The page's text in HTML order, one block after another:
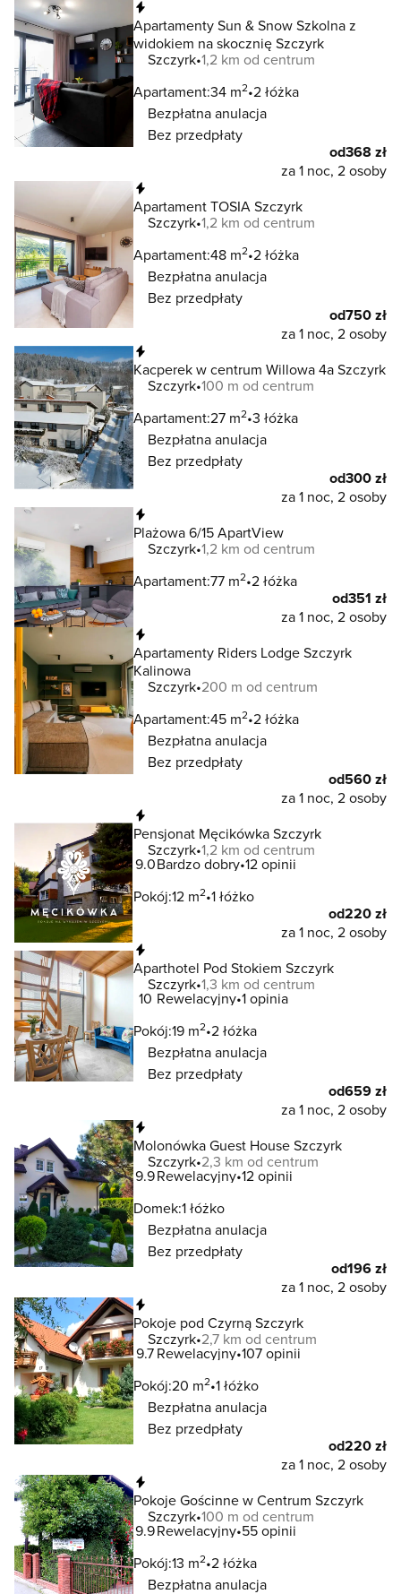
Apartamenty Sun & Snow Szkolna z
widokiem na skocznię Szczyrk
Szczyrk 1,2 km od centrum
Apartament:34 m2 2 łóżka
Bezpłatna anulacja
Bez przedpłaty
od368 zł
za 1 noc, 2 osoby
Apartament TOSIA Szczyrk
Szczyrk 1,2 km od centrum
Apartament:48 m2 2 łóżka
Bezpłatna anulacja
Bez przedpłaty
od750 zł
za 1 noc, 2 osoby
Kacperek w centrum Willowa 4a Szczyrk
Szczyrk 100 m od centrum
Apartament:27 m2 3 łóżka
Bezpłatna anulacja
Bez przedpłaty
od300 zł
za 1 noc, 2 osoby
Plażowa 6/15 ApartView
Szczyrk 1,2 km od centrum
Apartament:77 m2 2 łóżka
od351 zł
za 1 noc, 2 osoby
Apartamenty Riders Lodge Szczyrk
Kalinowa
Szczyrk 200 m od centrum
Apartament:45 m2 2 łóżka
Bezpłatna anulacja
Bez przedpłaty
od560 zł
za 1 noc, 2 osoby
Pensjonat Męcikówka Szczyrk
Szczyrk 1,2 km od centrum
9.0Bardzo dobry 12 opinii
Pokój:12 m2 1 łóżko
od220 zł
za 1 noc, 2 osoby
Aparthotel Pod Stokiem Szczyrk
Szczyrk 1,3 km od centrum
10 Rewelacyjny 1 opinia
Pokój:19 m2 2 łóżka
Bezpłatna anulacja
Bez przedpłaty
od659 zł
za 1 noc, 2 osoby
Molonówka Guest House Szczyrk
Szczyrk 2,3 km od centrum
9.9Rewelacyjny 12 opinii
Domek:1 łóżko
Bezpłatna anulacja
Bez przedpłaty
od196 zł
za 1 noc, 2 osoby
Pokoje pod Czyrną Szczyrk
Szczyrk 2,7 km od centrum
9.7Rewelacyjny 107 opinii
Pokój:20 m2 1 łóżko
Bezpłatna anulacja
Bez przedpłaty
od220 zł
za 1 noc, 2 osoby
Pokoje Gościnne w Centrum Szczyrk
Szczyrk 100 m od centrum
9.9Rewelacyjny 55 opinii
Pokój:13 m2 2 łóżka
Bezpłatna anulacja